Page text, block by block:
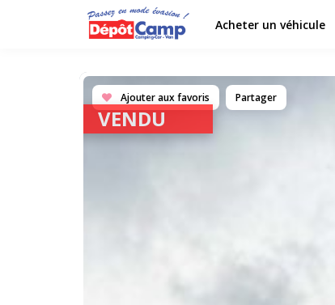
Acheter un véhicule
Ajouter aux favoris Partager
VENDU